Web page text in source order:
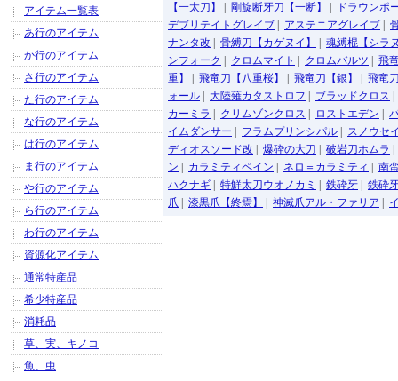
【一太刀】
剛旋断牙刀【一断】
ドラウンポ
デブリテイトグレイブ
アステニアグレイブ
ナンタ改
骨縛刀【カゲヌイ】
魂縛棍【シラ
ンフォーク
クロムマイト クロムバルツ
飛
重】
飛竜刀【八重桜】 飛竜刀【銀】
飛竜
ォール
大陸薙カタストロフ ブラッドクロス
カーミラ
クリムゾンクロス ロストエデン
イムダンサー
フラムプリンシパル
スノウセ
ディオスソード改
爆砕の大刀 破岩刀ホムラ
ン
カラミティペイン ネロ＝カラミティ
南
ハクナギ
特鮮太刀ウオノカミ 鉄砕牙
鉄砕
爪
漆黒爪【終焉】 神滅爪アル・ファリア
アイテム一覧表
あ行のアイテム
か行のアイテム
さ行のアイテム
た行のアイテム
な行のアイテム
は行のアイテム
ま行のアイテム
や行のアイテム
ら行のアイテム
わ行のアイテム
資源化アイテム
通常特産品
希少特産品
消耗品
草、実、キノコ
魚、虫